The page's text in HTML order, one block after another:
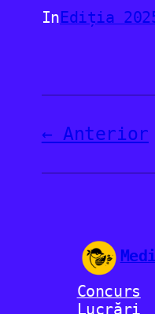
In Ediția
Anterior
Concurs
Lucrări